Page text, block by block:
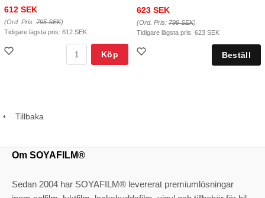
612 SEK
(Ord. Pris: 795 SEK)
Tidigare lägsta pris: 612 SEK
Köp
623 SEK
(Ord. Pris: 799 SEK)
Tidigare lägsta pris: 623 SEK
Tillbaka
Om SOYAFILM®
Sedan 2004 har SOYAFILM® levererat premiumlösningar